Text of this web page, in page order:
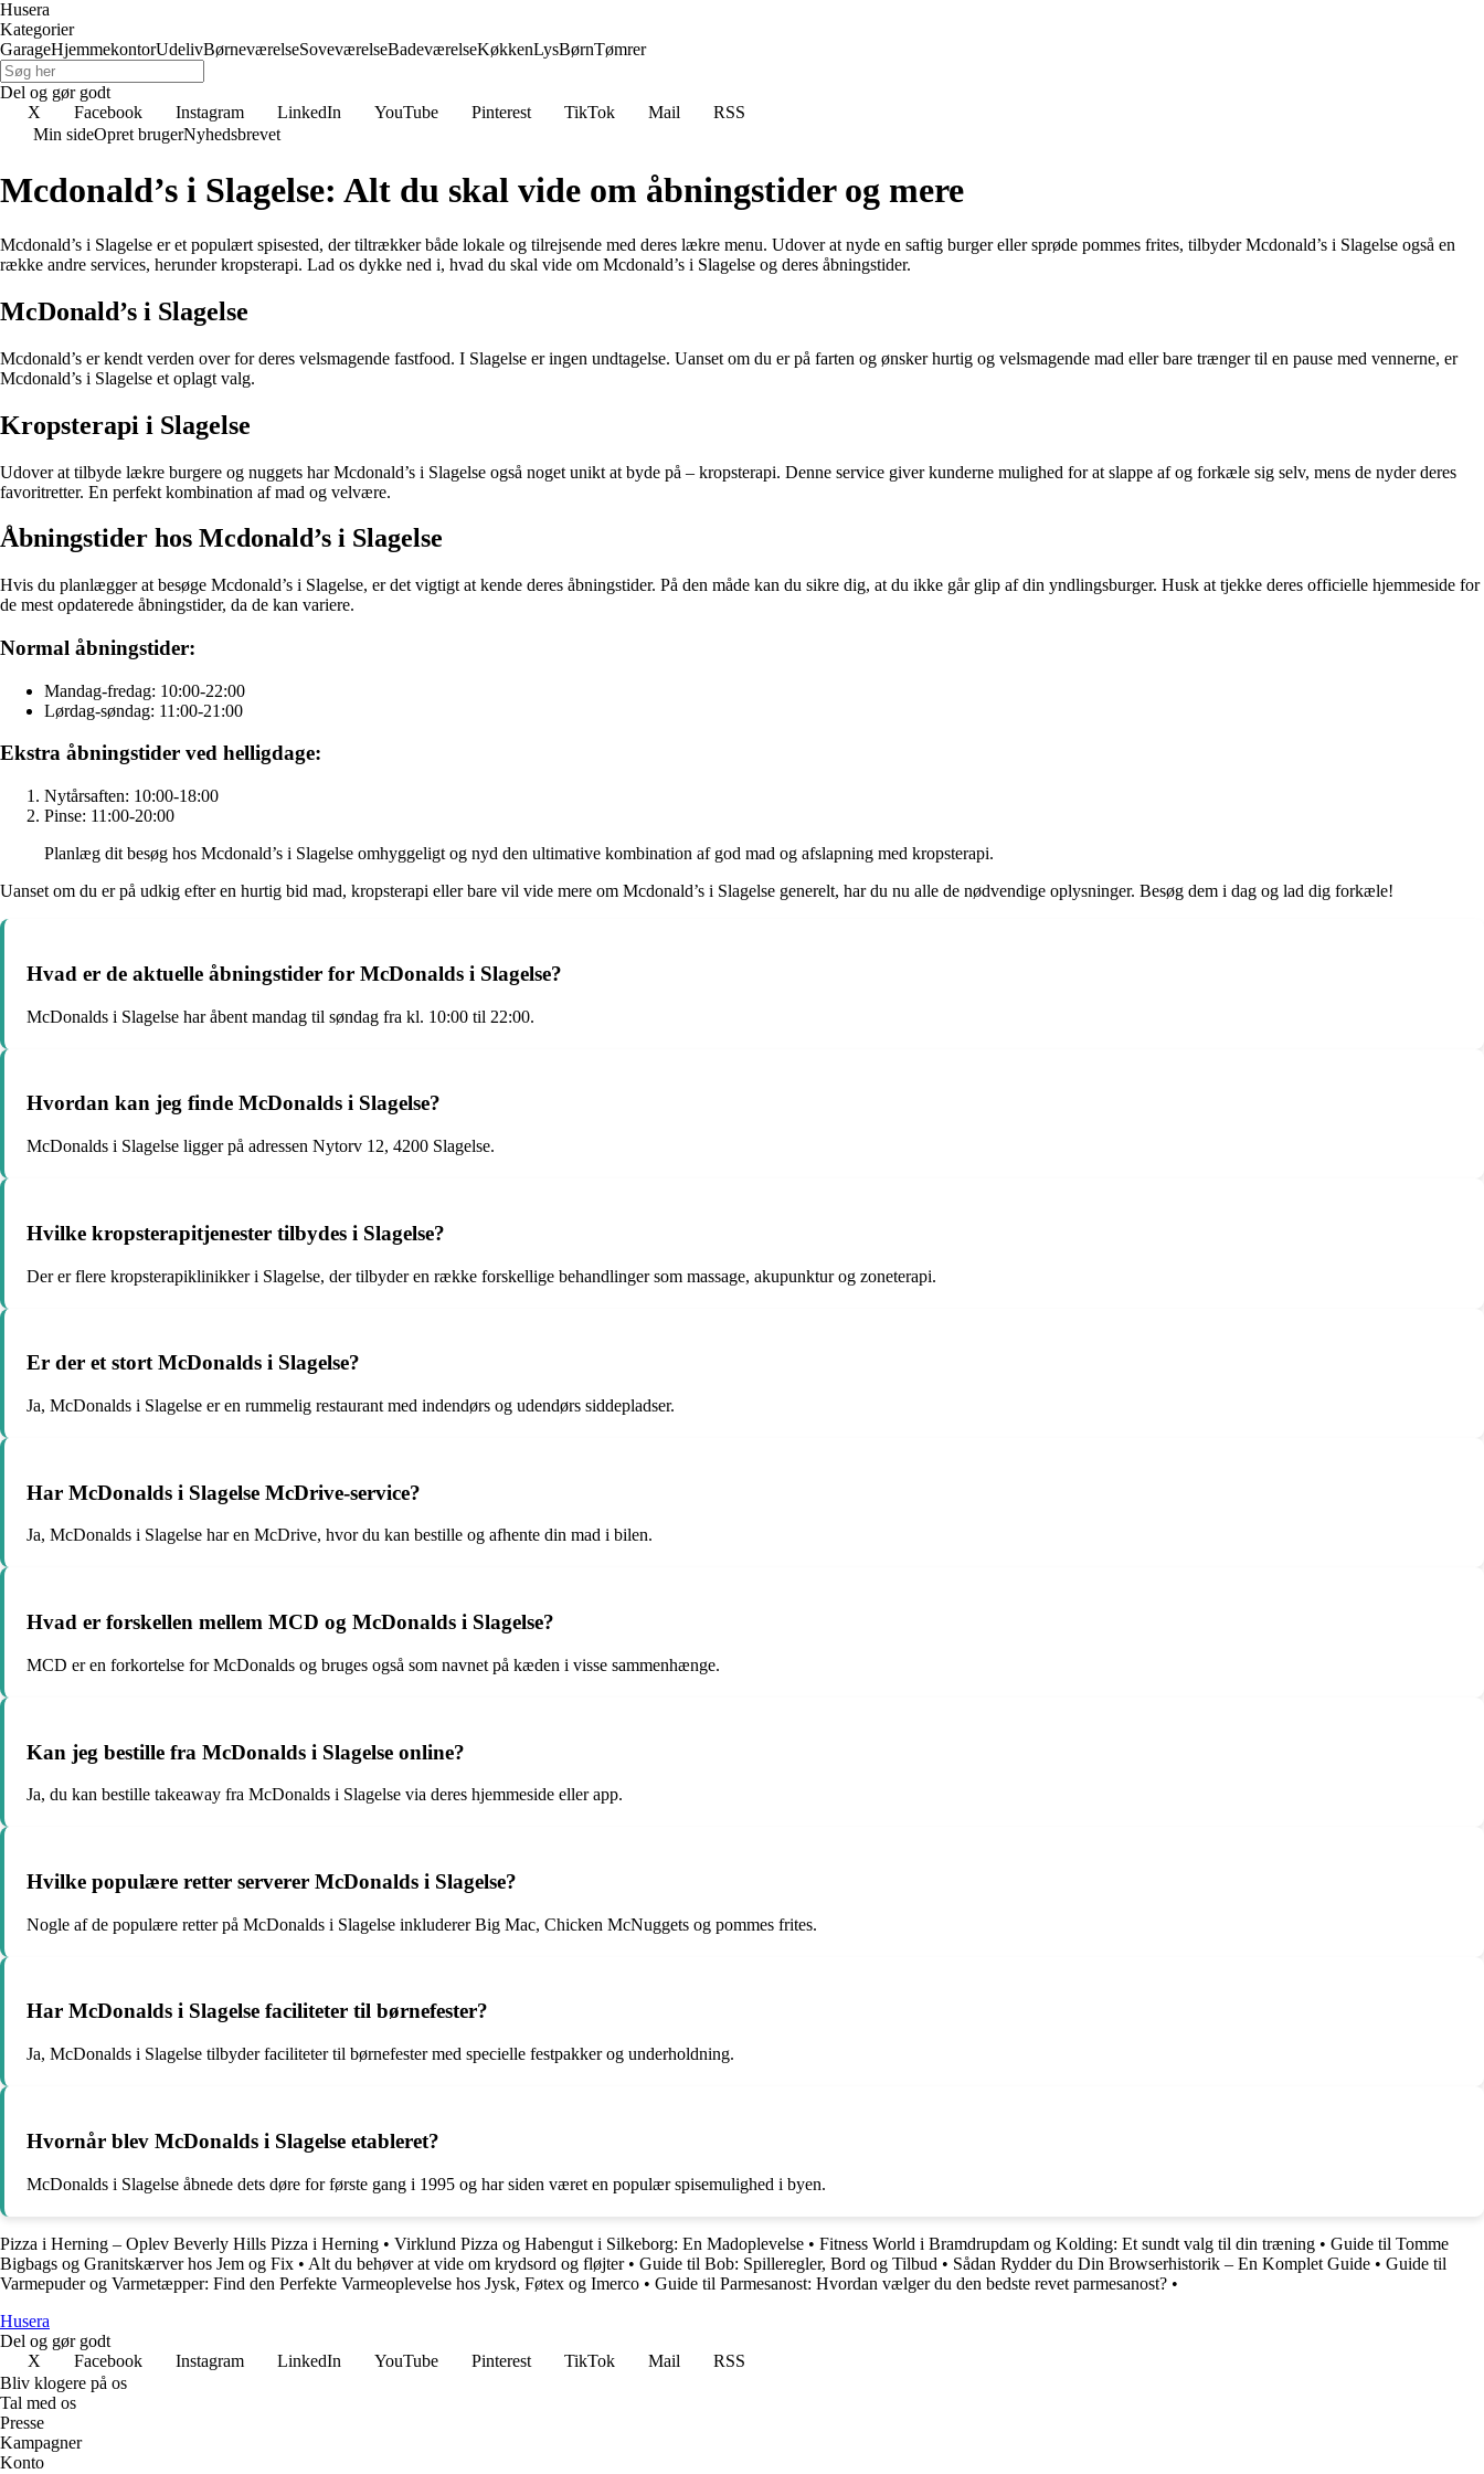
Husera
Kategorier
GarageHjemmekontorUdelivBørneværelseSoveværelseBadeværelseKøkkenLysBørnTømrer
Del og gør godt
X
Facebook Instagram LinkedIn YouTube Pinterest TikTok Mail
RSS
Min sideOpret brugerNyhedsbrevet
Mcdonald’s i Slagelse: Alt du skal vide om åbningstider og mere
Mcdonald’s i Slagelse er et populært spisested, der tiltrækker både lokale og tilrejsende med deres lækre menu. Udover at nyde en saftig burger eller sprøde pommes frites, tilbyder Mcdonald’s i Slagelse også en
række andre services, herunder kropsterapi. Lad os dykke ned i, hvad du skal vide om Mcdonald’s i Slagelse og deres åbningstider.
McDonald’s i Slagelse
Mcdonald’s er kendt verden over for deres velsmagende fastfood. I Slagelse er ingen undtagelse. Uanset om du er på farten og ønsker hurtig og velsmagende mad eller bare trænger til en pause med vennerne, er
Mcdonald’s i Slagelse et oplagt valg.
Kropsterapi i Slagelse
Udover at tilbyde lækre burgere og nuggets har Mcdonald’s i Slagelse også noget unikt at byde på – kropsterapi. Denne service giver kunderne mulighed for at slappe af og forkæle sig selv, mens de nyder deres
favoritretter. En perfekt kombination af mad og velvære.
Åbningstider hos Mcdonald’s i Slagelse
Hvis du planlægger at besøge Mcdonald’s i Slagelse, er det vigtigt at kende deres åbningstider. På den måde kan du sikre dig, at du ikke går glip af din yndlingsburger. Husk at tjekke deres officielle hjemmeside for
de mest opdaterede åbningstider, da de kan variere.
Normal åbningstider:
Mandag-fredag: 10:00-22:00
Lørdag-søndag: 11:00-21:00
Ekstra åbningstider ved helligdage:
Nytårsaften: 10:00-18:00
Pinse: 11:00-20:00
Planlæg dit besøg hos Mcdonald’s i Slagelse omhyggeligt og nyd den ultimative kombination af god mad og afslapning med kropsterapi.
Uanset om du er på udkig efter en hurtig bid mad, kropsterapi eller bare vil vide mere om Mcdonald’s i Slagelse generelt, har du nu alle de nødvendige oplysninger. Besøg dem i dag og lad dig forkæle!
Hvad er de aktuelle åbningstider for McDonalds i Slagelse?
McDonalds i Slagelse har åbent mandag til søndag fra kl. 10:00 til 22:00.
Hvordan kan jeg finde McDonalds i Slagelse?
McDonalds i Slagelse ligger på adressen Nytorv 12, 4200 Slagelse.
Hvilke kropsterapitjenester tilbydes i Slagelse?
Der er flere kropsterapiklinikker i Slagelse, der tilbyder en række forskellige behandlinger som massage, akupunktur og zoneterapi.
Er der et stort McDonalds i Slagelse?
Ja, McDonalds i Slagelse er en rummelig restaurant med indendørs og udendørs siddepladser.
Har McDonalds i Slagelse McDrive-service?
Ja, McDonalds i Slagelse har en McDrive, hvor du kan bestille og afhente din mad i bilen.
Hvad er forskellen mellem MCD og McDonalds i Slagelse?
MCD er en forkortelse for McDonalds og bruges også som navnet på kæden i visse sammenhænge.
Kan jeg bestille fra McDonalds i Slagelse online?
Ja, du kan bestille takeaway fra McDonalds i Slagelse via deres hjemmeside eller app.
Hvilke populære retter serverer McDonalds i Slagelse?
Nogle af de populære retter på McDonalds i Slagelse inkluderer Big Mac, Chicken McNuggets og pommes frites.
Har McDonalds i Slagelse faciliteter til børnefester?
Ja, McDonalds i Slagelse tilbyder faciliteter til børnefester med specielle festpakker og underholdning.
Hvornår blev McDonalds i Slagelse etableret?
McDonalds i Slagelse åbnede dets døre for første gang i 1995 og har siden været en populær spisemulighed i byen.
Pizza i Herning – Oplev Beverly Hills Pizza i Herning • Virklund Pizza og Habengut i Silkeborg: En Madoplevelse • Fitness World i Bramdrupdam og Kolding: Et sundt valg til din træning • Guide til Tomme
Bigbags og Granitskærver hos Jem og Fix • Alt du behøver at vide om krydsord og fløjter• Guide til Bob: Spilleregler, Bord og Tilbud • Sådan Rydder du Din Browserhistorik – En Komplet Guide • Guide til
Varmepuder og Varmetæpper: Find den Perfekte Varmeoplevelse hos Jysk, Føtex og Imerco • Guide til Parmesanost: Hvordan vælger du den bedste revet parmesanost? •
Husera
Del og gør godt
X
Facebook Instagram LinkedIn YouTube Pinterest TikTok Mail
RSS
Bliv klogere på os
Tal med os
Presse
Kampagner
Konto